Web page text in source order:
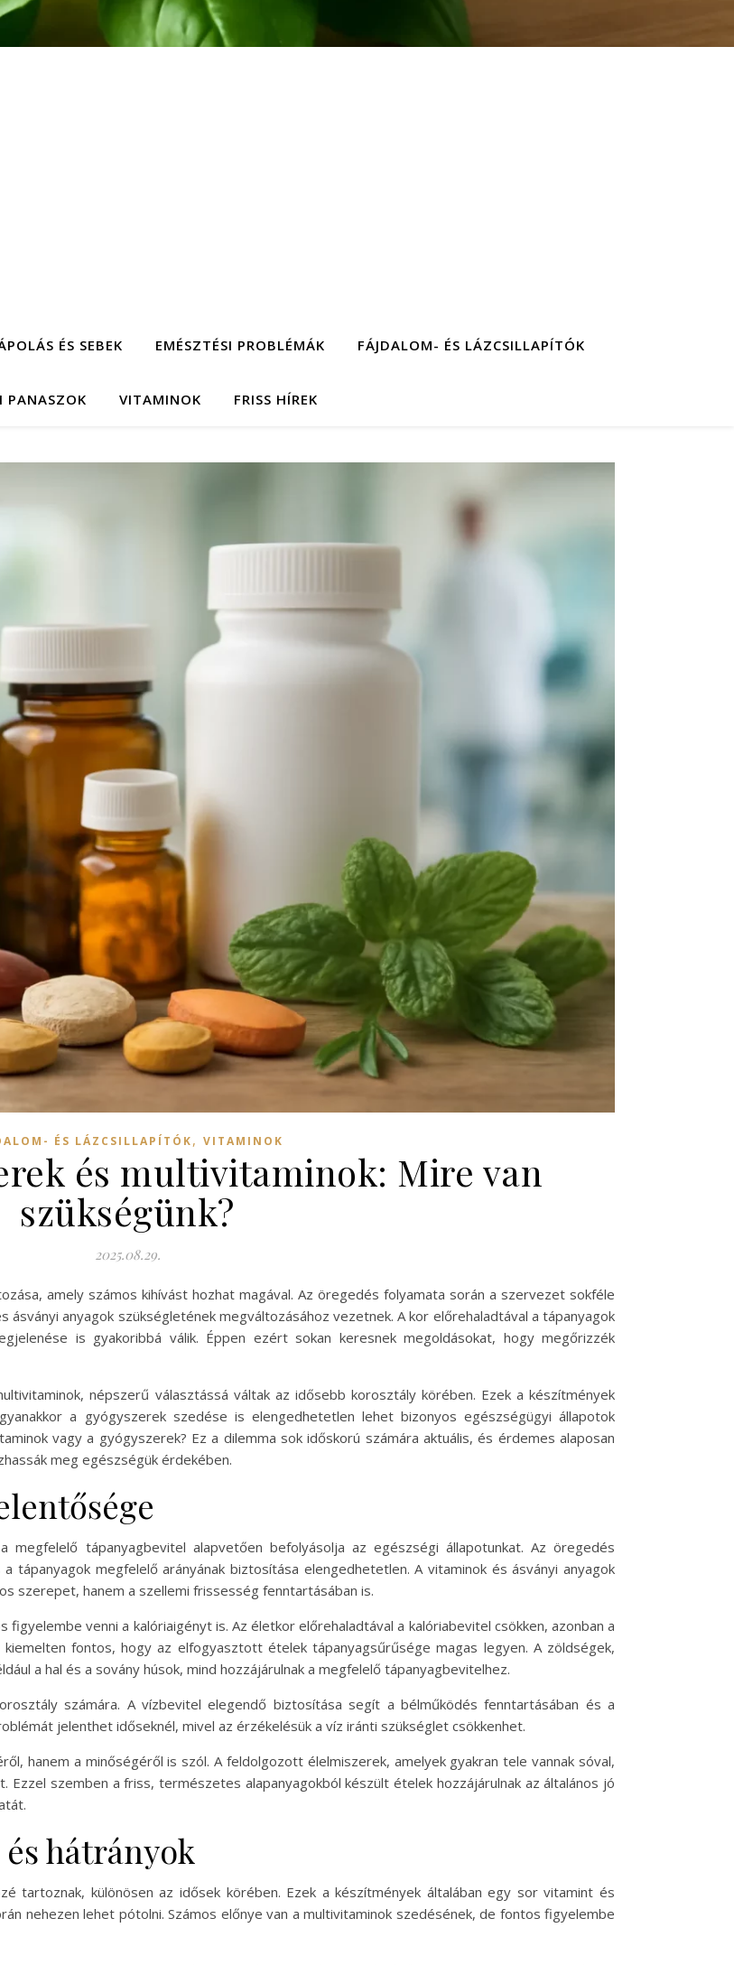
ÉS SEBEK EMÉSZTÉSI PROBLÉMÁK FÁJDALOM- ÉS LÁZCSILLAPÍTÓK
PANASZOK VITAMINOK FRISS HÍREK
ÉS LÁZCSILLAPÍTÓK, VITAMINOK
és multivitaminok: Mire van
szükségünk?
2025.08.29.
amely számos kihívást hozhat magával. Az öregedés folyamata során a szervezet sokféle
ásványi anyagok szükségletének megváltozásához vezetnek. A kor előrehaladtával a tápanyagok
is gyakoribbá válik. Éppen ezért sokan keresnek megoldásokat, hogy megőrizzék
népszerű választássá váltak az idősebb korosztály körében. Ezek a készítmények
a gyógyszerek szedése is elengedhetetlen lehet bizonyos egészségügyi állapotok
vagy a gyógyszerek? Ez a dilemma sok időskorú számára aktuális, és érdemes alaposan
meg egészségük érdekében.
megfelelő tápanyagbevitel alapvetően befolyásolja az egészségi állapotunkat. Az öregedés
megfelelő arányának biztosítása elengedhetetlen. A vitaminok és ásványi anyagok
szerepet, hanem a szellemi frissesség fenntartásában is.
venni a kalóriaigényt is. Az életkor előrehaladtával a kalóriabevitel csökken, azonban a
fontos, hogy az elfogyasztott ételek tápanyagsűrűsége magas legyen. A zöldségek,
a hal és a sovány húsok, mind hozzájárulnak a megfelelő tápanyagbevitelhez.
számára. A vízbevitel elegendő biztosítása segít a bélműködés fenntartásában és a
jelenthet időseknél, mivel az érzékelésük a víz iránti szükséglet csökkenhet.
hanem a minőségéről is szól. A feldolgozott élelmiszerek, amelyek gyakran tele vannak sóval,
szemben a friss, természetes alapanyagokból készült ételek hozzájárulnak az általános jó
hátrányok
tartoznak, különösen az idősek körében. Ezek a készítmények általában egy sor vitamint és
nehezen lehet pótolni. Számos előnye van a multivitaminok szedésének, de fontos figyelembe